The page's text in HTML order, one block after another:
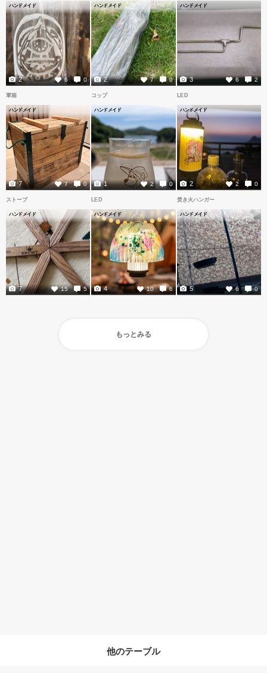
ハンドメイド
6 0
2
ハンドメイド
7 0
2
ハンドメイド
6 2
3
軍箱
ハンドメイド
7 0
7
コップ
ハンドメイド
2 0
1
LED
ハンドメイド
2 0
2
ストーブ
ハンドメイド
15 5
7
LED
ハンドメイド
10 6
4
焚き火ハンガー
ハンドメイド
6 0
5
もっとみる
他のテーブル